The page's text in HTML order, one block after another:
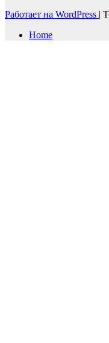
Работает на WordPress |
Home